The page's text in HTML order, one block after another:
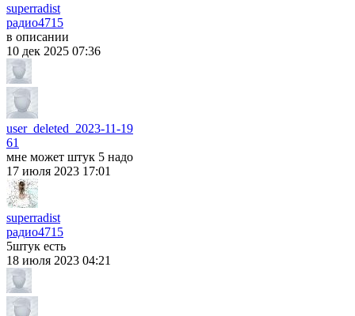
superradist
радио4715
в описании
10 дек 2025 07:36
user_deleted_2023-11-19
61
мне может штук 5 надо
17 июля 2023 17:01
superradist
радио4715
5штук есть
18 июля 2023 04:21